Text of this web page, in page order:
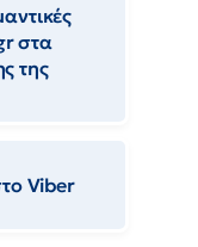
στα
της
Viber